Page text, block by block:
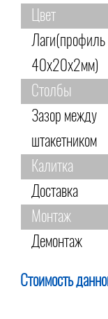
Цвет
Лаги(профиль
40х20х2мм)
Столбы
Зазор между
штакетником
Калитка
Доставка
Монтаж
Демонтаж
Стоимость